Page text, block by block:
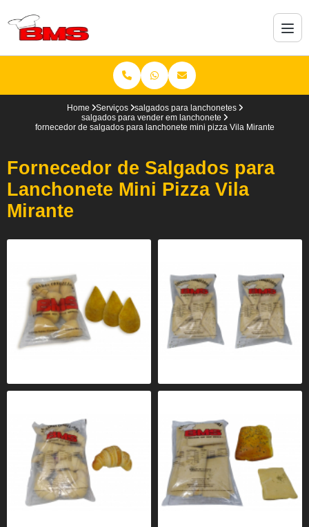
Home Serviços
salgados para lanchonetes
salgados para vender em lanchonete
fornecedor de salgados para lanchonete mini pizza Vila Mirante
Fornecedor de Salgados para
Lanchonete Mini Pizza Vila
Mirante